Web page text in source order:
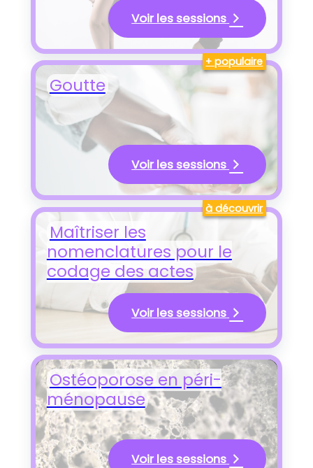
Voir les sessions
Goutte
+ populaire
Voir les sessions
Maîtriser les
nomenclatures pour le
codage des actes
à découvrir
Voir les sessions
Ostéoporose en péri-
ménopause
Voir les sessions